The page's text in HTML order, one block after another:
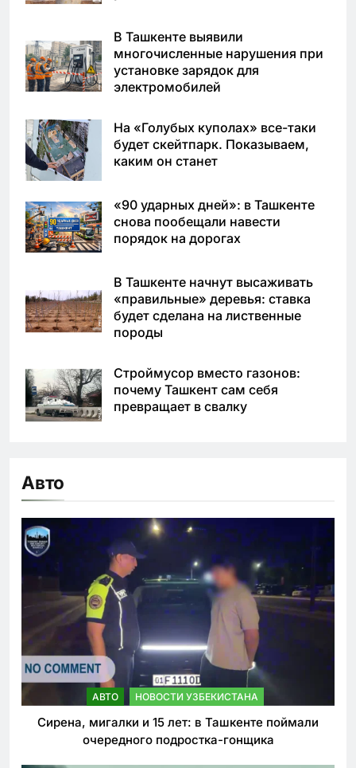
В Ташкенте выявили
многочисленные нарушения при
установке зарядок для
электромобилей
На «Голубых куполах» все-таки
будет скейтпарк. Показываем,
каким он станет
«90 ударных дней»: в Ташкенте
снова пообещали навести
порядок на дорогах
В Ташкенте начнут высаживать
«правильные» деревья: ставка
будет сделана на лиственные
породы
Строймусор вместо газонов:
почему Ташкент сам себя
превращает в свалку
Авто
АВТО НОВОСТИ УЗБЕКИСТАНА
Сирена, мигалки и 15 лет: в Ташкенте поймали
очередного подростка-гонщика